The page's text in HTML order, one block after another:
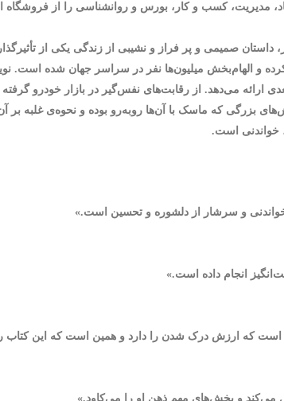
مدیریت، کسب و کار، بورس و روانشناسی را از فروشگاه
و الهام‌بخش میلیون‌ها نفر در سراسر جهان شده است.
می‌دهد. از رقابت‌های نفس‌گیر در بازار خودرو گرفته
بزرگی که ماسک با آن‌ها روبه‌رو بوده و نحوه‌ی غلبه بر
خواندنی است.
و سرشار از دلشوره و تحسین است.»
انجام داده است.»
است که ارزش درک شدن را دارد و همین است که این کتاب
می‌کند و بخش‌های مهم ذهن او را می‌کاود.»